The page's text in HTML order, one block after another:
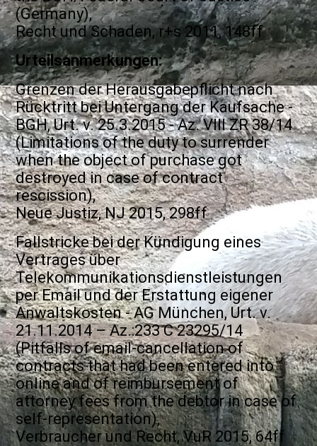
(Germany),
Recht und Schaden, r+s 2011, 148ff
Urteilsanmerkungen:
Grenzen der Herausgabepflicht nach
Rücktritt bei Untergang der Kaufsache -
BGH, Urt. v. 25.3.2015 - Az. VIII ZR 38/14
(Limitations of the duty to surrender
when the object of purchase got
destroyed in case of contract
rescission),
Neue Justiz, NJ 2015, 298ff
Fallstricke bei der Kündigung eines
Vertrages über
Telekommunikationsdienstleistungen
per Email und der Erstattung eigener
Anwaltskosten - AG München, Urt. v.
21.11.2014 – Az.:233 C 23295/14
(Pitfalls of email-cancellation of
contracts that had been entered into
online and of reimbursement of
attorney fees from the debtor in case of
self-representation),
Verbraucher und Recht, VuR 2015, 64ff